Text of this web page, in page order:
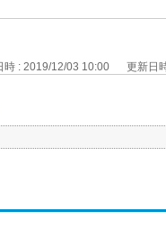
時 : 2019/12/03 10:00 更新日